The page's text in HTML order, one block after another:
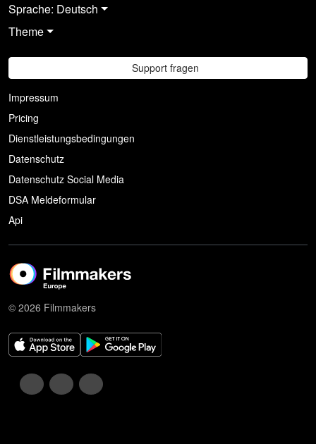
Sprache: Deutsch
Theme
Support fragen
Impressum
Pricing
Dienstleistungsbedingungen
Datenschutz
Datenschutz Social Media
DSA Meldeformular
Api
© 2026 Filmmakers